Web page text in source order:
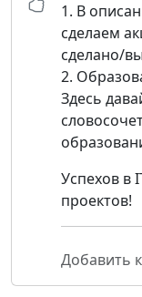
1. В
сделаем
сделано/
2.
Здесь
Успехов в
проектов!
Добавить